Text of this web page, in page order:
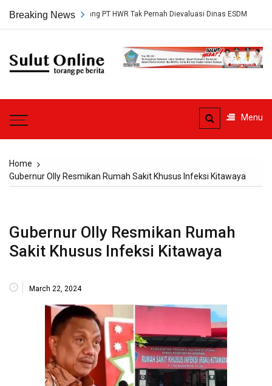
Breaking News
Tambang PT HWR Tak Pernah Dievaluasi Dinas ESDM
Sulut
Menu
Home
Gubernur Olly Resmikan Rumah Sakit Khusus Infeksi Kitawaya
Gubernur Olly Resmikan Rumah
Sakit Khusus Infeksi Kitawaya
March 22, 2024